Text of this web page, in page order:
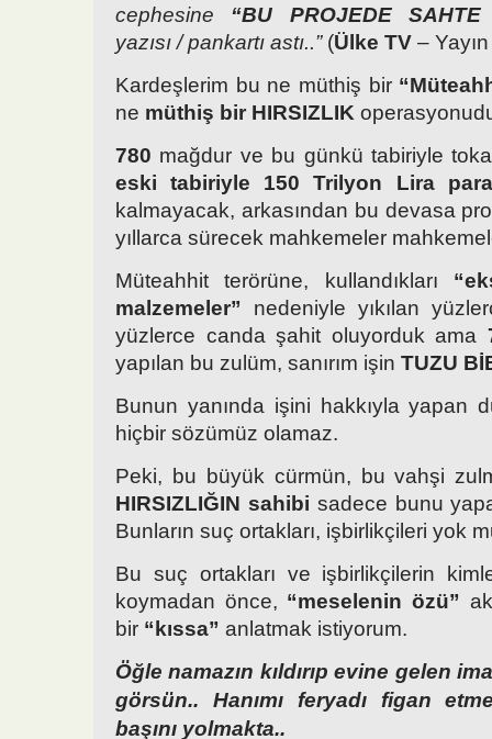
cephesine “BU PROJEDE
yazısı / pankartı astı..”(Ülke TV –
Kardeşlerim bu ne müthiş bir
ne müthiş bir HIRSIZLIK
780 mağdur ve bu günkü tabiriyle
eski tabiriyle 150 Trilyon Lira
kalmayacak, arkasından bu devasa
yıllarca sürecek mahkemeler
Müteahhit terörüne, kullandıkları
malzemeler” nedeniyle yıkılan
yüzlerce canda şahit oluyorduk ama
yapılan bu zulüm, sanırım işin TUZU
Bunun yanında işini hakkıyla yapan
hiçbir sözümüz olamaz.
Peki, bu büyük cürmün, bu vahşi
HIRSIZLIĞIN sahibi sadece bunu
Bunların suç ortakları, işbirlikçileri yok
Bu suç ortakları ve işbirlikçilerin
koymadan önce, “meselenin özü”
bir “kıssa” anlatmak istiyorum.
Öğle namazın kıldırıp evine gelen
görsün.. Hanımı feryadı figan
başını yolmakta..